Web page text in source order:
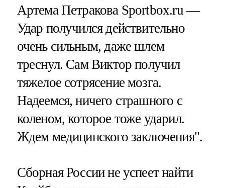
Артема Петракова Sportbox.ru —
Удар получился действительно
очень сильным, даже шлем
треснул. Сам Виктор получил
тяжелое сотрясение мозга.
Надеемся, ничего страшного с
коленом, которое тоже ударил.
Ждем медицинского заключения".
Cборная России не успеет найти